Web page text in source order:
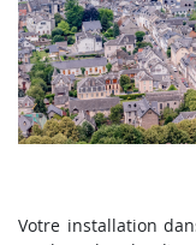
Votre installation